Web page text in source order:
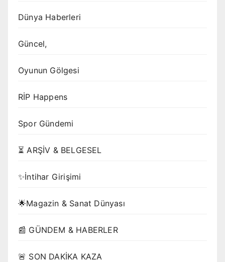
Dünya Haberleri
Güncel,
Oyunun Gölgesi
RİP Happens
Spor Gündemi
⏳ ARŞİV & BELGESEL
✨İntihar Girişimi
🌟Magazin & Sanat Dünyası
📰 GÜNDEM & HABERLER
🚨 SON DAKİKA KAZA